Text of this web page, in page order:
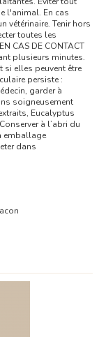
l'animal. En cas
vétérinaire. Tenir hors
toutes les
CAS DE CONTACT
plusieurs minutes.
si elles peuvent être
persiste :
garder à
soigneusement
Eucalyptus
à l’abri du
emballage
dans